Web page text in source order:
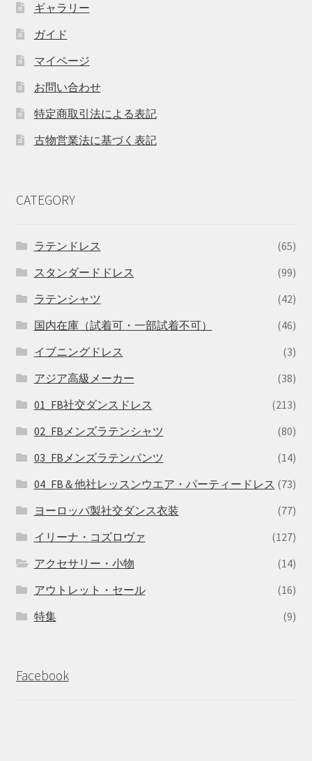
ギャラリー
ガイド
マイページ
お問い合わせ
特定商取引法による表記
古物営業法に基づく表記
CATEGORY
ラテンドレス
(65)
スタンダードドレス
(99)
ラテンシャツ
(42)
国内在庫（試着可・一部試着不可）
(46)
イブニングドレス
(3)
アジア高級メーカー
(38)
01_FB社交ダンスドレス
(213)
02_FBメンズラテンシャツ
(80)
03_FBメンズラテンパンツ
(14)
04_FB＆他社レッスンウエア・パーティードレス (73)
ヨーロッパ製社交ダンス衣装
(77)
イリーナ・コズロヴァ
(127)
アクセサリー・小物
(14)
アウトレット・セール
(16)
特集
(9)
Facebook